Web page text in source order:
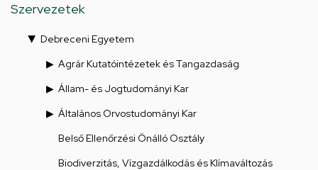
Szervezetek
Debreceni Egyetem
Agrár Kutatóintézetek és Tangazdaság
Állam- és Jogtudományi Kar
Általános Orvostudományi Kar
Belső Ellenőrzési Önálló Osztály
Biodiverzitás, Vízgazdálkodás és Klímaváltozás